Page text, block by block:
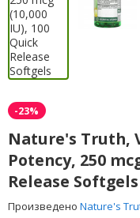
-23%
Nature's Truth,
Potency, 250
Release Softgels
Произведено Nature's